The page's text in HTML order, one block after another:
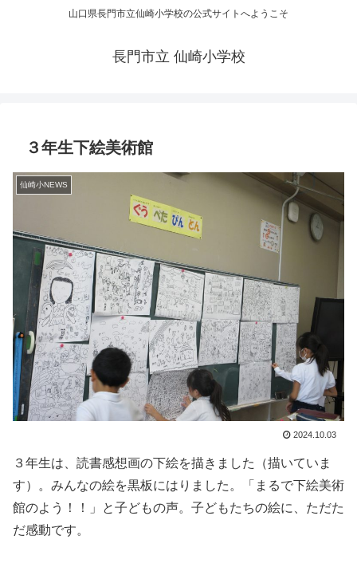
山口県長門市立仙崎小学校の公式サイトへようこそ
長門市立 仙崎小学校
３年生下絵美術館
仙崎小NEWS
2024.10.03
３年生は、読書感想画の下絵を描きました（描いていま
す）。みんなの絵を黒板にはりました。「まるで下絵美術
館のよう！！」と子どもの声。子どもたちの絵に、ただた
だ感動です。